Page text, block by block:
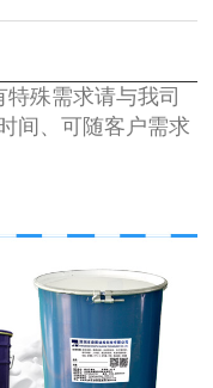
殊需求请与我司
间、可随客户需求